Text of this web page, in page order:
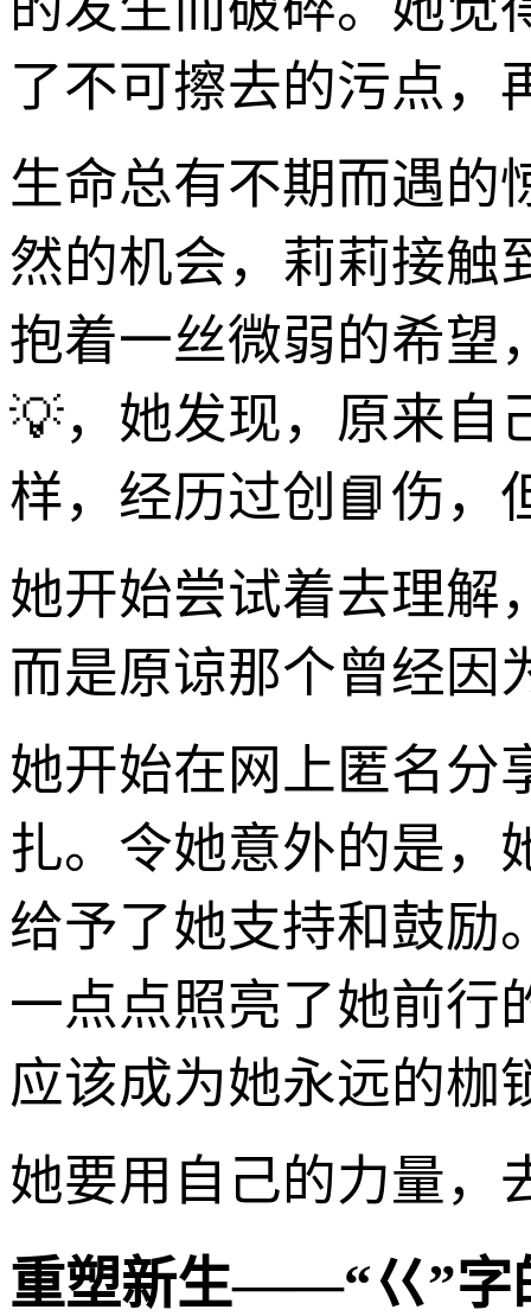
了不可擦去的污点，
生命总有不期而遇的
然的机会，莉莉接触
抱着一丝微弱的希望
💡，她发现，原来自
样，经历过创📘伤，
她开始尝试着去理
而是原谅那个曾经因
她开始在网上匿名分
扎。令她意外的是，
给予了她支持和鼓励
一点点照亮了她前行
应该成为她永远的枷
她要用自己的力量，
重塑新生——“巜”字